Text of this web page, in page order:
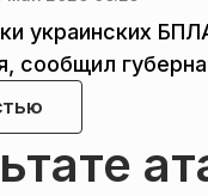
украинских
сообщил